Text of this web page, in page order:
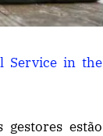
Service in the
estão